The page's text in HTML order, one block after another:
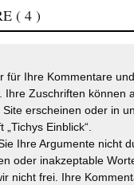
( 4 )
für Ihre Kommentare
Ihre Zuschriften können
erscheinen oder in
Einblick“.
Ihre Argumente nicht
oder inakzeptable
nicht frei. Ihre